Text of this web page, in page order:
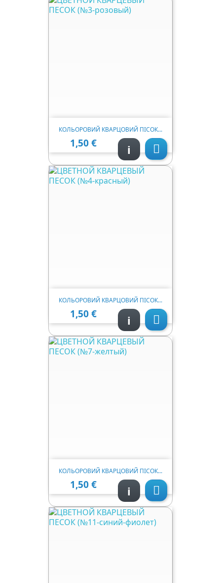
КОЛЬОРОВИЙ КВАРЦОВИЙ ПІСОК...
Ціна
1,50 € 
i
КОЛЬОРОВИЙ КВАРЦОВИЙ ПІСОК...
Ціна
1,50 € 
i
КОЛЬОРОВИЙ КВАРЦОВИЙ ПІСОК...
Ціна
1,50 € 
i